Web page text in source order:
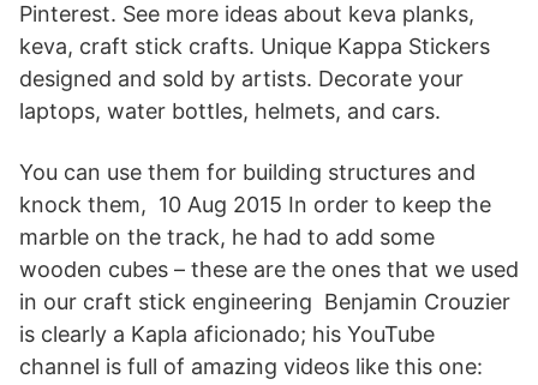
Pinterest. See more ideas about keva planks,
keva, craft stick crafts. Unique Kappa Stickers
designed and sold by artists. Decorate your
laptops, water bottles, helmets, and cars.
You can use them for building structures and
knock them, 10 Aug 2015 In order to keep the
marble on the track, he had to add some
wooden cubes – these are the ones that we used
in our craft stick engineering Benjamin Crouzier
is clearly a Kapla aficionado; his YouTube
channel is full of amazing videos like this one: